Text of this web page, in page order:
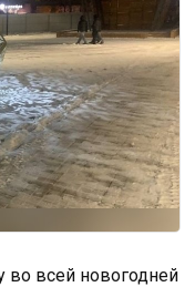
всей новогодней